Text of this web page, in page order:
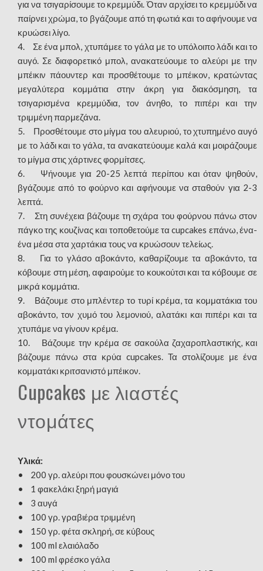
για να τσιγαρίσουμε το κρεμμύδι. Όταν αρχίσει το κρεμμύδι να
παίρνει χρώμα, το βγάζουμε από τη φωτιά και το αφήνουμε να
κρυώσει λίγο.
4. Σε ένα μπολ, χτυπάμεε το γάλα με το υπόλοιπο λάδι και το
αυγό. Σε διαφορετικό μπολ, ανακατεύουμε το αλεύρι με την
μπέικιν πάουντερ και προσθέτουμε το μπέικον, κρατώντας
μεγαλύτερα κομμάτια στην άκρη για διακόσμηση, τα
τσιγαρισμένα κρεμμύδια, τον άνηθο, το πιπέρι και την
τριμμένη παρμεζάνα.
5. Προσθέτουμε στο μίγμα του αλευριού, το χτυπημένο αυγό
με το λάδι και το γάλα, τα ανακατεύουμε καλά και μοιράζουμε
το μίγμα στις χάρτινες φορμίτσες.
6. Ψήνουμε για 20-25 λεπτά περίπου και όταν ψηθούν,
βγάζουμε από το φούρνο και αφήνουμε να σταθούν για 2-3
λεπτά.
7. Στη συνέχεια βάζουμε τη σχάρα του φούρνου πάνω στον
πάγκο της κουζίνας και τοποθετούμε τα cupcakes επάνω, ένα-
ένα μέσα στα χαρτάκια τους να κρυώσουν τελείως.
8. Για το γλάσο αβοκάντο, καθαρίζουμε τα αβοκάντο, τα
κόβουμε στη μέση, αφαιρούμε το κουκούτσι και τα κόβουμε σε
μικρά κομμάτια.
9. Βάζουμε στο μπλέντερ το τυρί κρέμα, τα κομματάκια του
αβοκάντο, τον χυμό του λεμονιού, αλατάκι και πιπέρι και τα
χτυπάμε να γίνουν κρέμα.
10. Βάζουμε την κρέμα σε σακούλα ζαχαροπλαστικής, και
βάζουμε πάνω στα κρύα cupcakes. Τα στολίζουμε με ένα
κομματάκι κριτσανιστό μπέικον.
Cupcakes με λιαστές
ντομάτες
Υλικά:
• 200 γρ. αλεύρι που φουσκώνει μόνο του
• 1 φακελάκι ξηρή μαγιά
• 3 αυγά
• 100 γρ. γραβιέρα τριμμένη
• 150 γρ. φέτα σκληρή, σε κύβους
• 100 ml ελαιόλαδο
• 100 ml φρέσκο γάλα